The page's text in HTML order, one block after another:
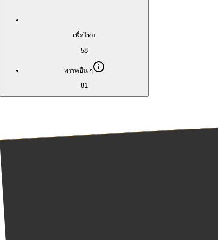
เพื่อไทย
58
พรรคอื่น ๆ
81